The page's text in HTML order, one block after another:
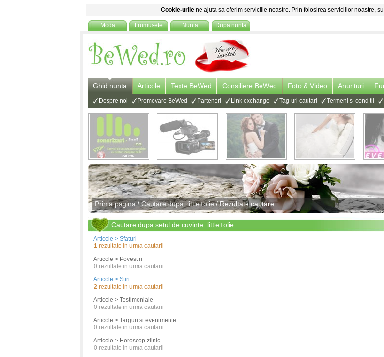
Cookie-urile ne ajuta sa oferim serviciile noastre. Prin folosirea serviciilor noastre,
Moda Frumusete Nunta Dupa nunta
Ghid nunta Articole Texte BeWed Consiliere BeWed Foto & Video Anunturi
Despre noi Promovare BeWed Parteneri Link exchange Tag-uri cautari Termeni si conditii
Prima pagina/Cautare dupa: little+olie/ Rezultate cautare
Cautare dupa setul de cuvinte: little+olie
Articole > Sfaturi
1 rezultate in urma cautarii
Articole > Povestiri
0 rezultate in urma cautarii
Articole > Stiri
2 rezultate in urma cautarii
Articole > Testimoniale
0 rezultate in urma cautarii
Articole > Targuri si evenimente
0 rezultate in urma cautarii
Articole > Horoscop zilnic
0 rezultate in urma cautarii